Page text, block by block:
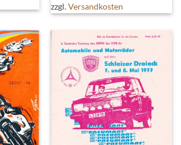
zzgl.Versandkosten